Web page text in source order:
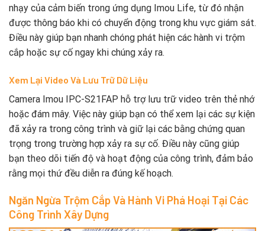
nhạy của cảm biến trong ứng dụng Imou Life, từ đó nhận
được thông báo khi có chuyển động trong khu vực giám sát.
Điều này giúp bạn nhanh chóng phát hiện các hành vi trộm
cắp hoặc sự cố ngay khi chúng xảy ra.
Xem Lại Video Và Lưu Trữ Dữ Liệu
Camera Imou IPC-S21FAP hỗ trợ lưu trữ video trên thẻ nhớ
hoặc đám mây. Việc này giúp bạn có thể xem lại các sự kiện
đã xảy ra trong công trình và giữ lại các bằng chứng quan
trọng trong trường hợp xảy ra sự cố. Điều này cũng giúp
bạn theo dõi tiến độ và hoạt động của công trình, đảm bảo
rằng mọi thứ đều diễn ra đúng kế hoạch.
Ngăn Ngừa Trộm Cắp Và Hành Vi Phá Hoại Tại Các
Công Trình Xây Dựng